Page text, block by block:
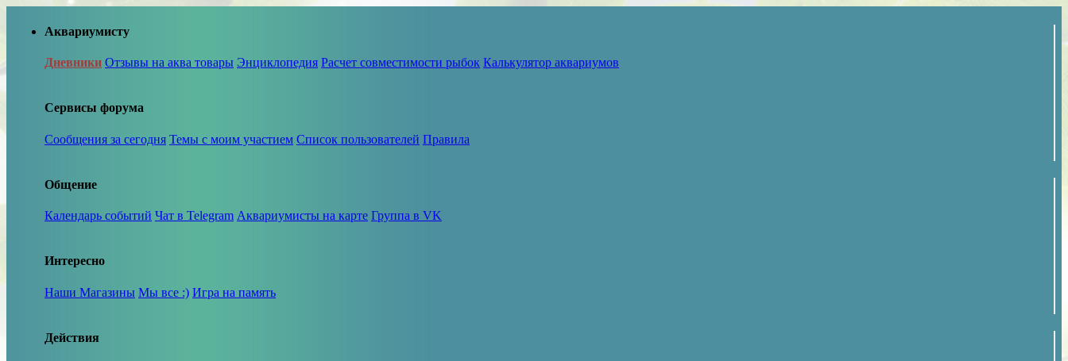
Аквариумисту
Дневники Отзывы на аква товары Энциклопедия Расчет совместимости рыбок Калькулятор аквариумов
Сервисы форума
Сообщения за сегодня Темы с моим участием Список пользователей Правила
Общение
Календарь событий Чат в Telegram Аквариумисты на карте Группа в VK
Интересно
Наши Магазины Мы все :) Игра на память
Действия